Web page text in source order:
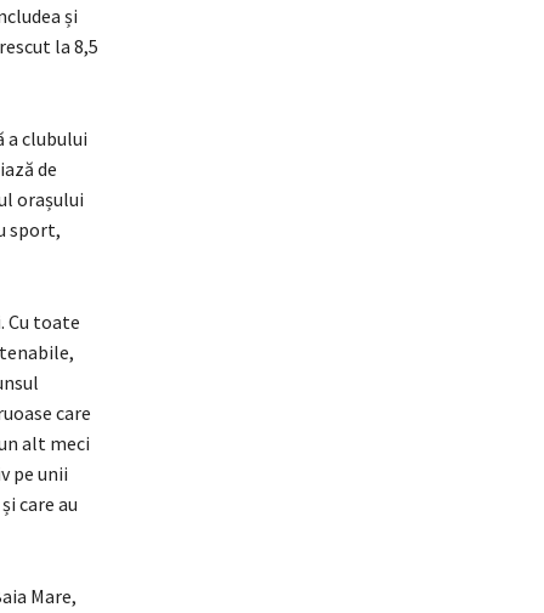
și
la 8,5
a clubului
de
orașului
sport,
Cu toate
care
alt meci
pe unii
care au
Mare,